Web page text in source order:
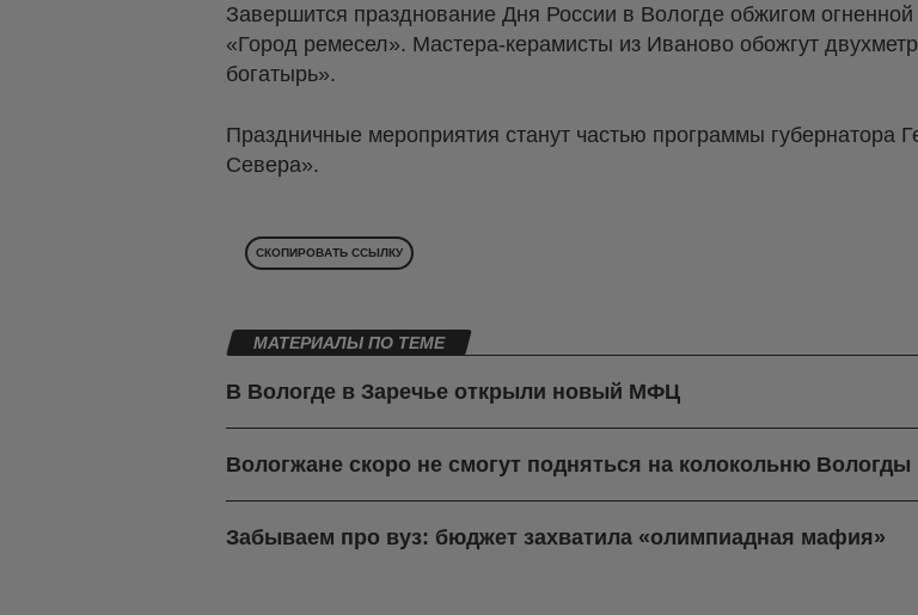
Завершится празднование Дня России в Вологде обжигом
«Город ремесел». Мастера-керамисты из Иваново обожгут
богатырь».
Праздничные мероприятия станут частью программы губернатора
Севера».
СКОПИРОВАТЬ ССЫЛКУ
МАТЕРИАЛЫ ПО ТЕМЕ
В Вологде в Заречье открыли новый МФЦ
Вологжане скоро не смогут подняться на колокольню Вологды
Забываем про вуз: бюджет захватила «олимпиадная мафия»